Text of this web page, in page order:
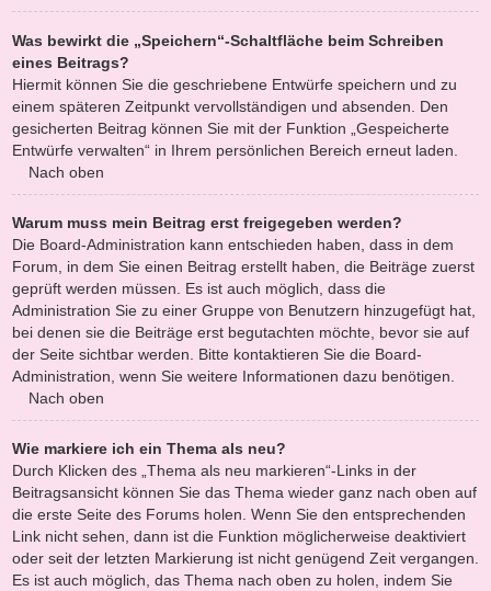
Was bewirkt die „Speichern“-Schaltfläche beim Schreiben
eines Beitrags?
Hiermit können Sie die geschriebene Entwürfe speichern und zu
einem späteren Zeitpunkt vervollständigen und absenden. Den
gesicherten Beitrag können Sie mit der Funktion „Gespeicherte
Entwürfe verwalten“ in Ihrem persönlichen Bereich erneut laden.
Nach oben
Warum muss mein Beitrag erst freigegeben werden?
Die Board-Administration kann entschieden haben, dass in dem
Forum, in dem Sie einen Beitrag erstellt haben, die Beiträge zuerst
geprüft werden müssen. Es ist auch möglich, dass die
Administration Sie zu einer Gruppe von Benutzern hinzugefügt hat,
bei denen sie die Beiträge erst begutachten möchte, bevor sie auf
der Seite sichtbar werden. Bitte kontaktieren Sie die Board-
Administration, wenn Sie weitere Informationen dazu benötigen.
Nach oben
Wie markiere ich ein Thema als neu?
Durch Klicken des „Thema als neu markieren“-Links in der
Beitragsansicht können Sie das Thema wieder ganz nach oben auf
die erste Seite des Forums holen. Wenn Sie den entsprechenden
Link nicht sehen, dann ist die Funktion möglicherweise deaktiviert
oder seit der letzten Markierung ist nicht genügend Zeit vergangen.
Es ist auch möglich, das Thema nach oben zu holen, indem Sie